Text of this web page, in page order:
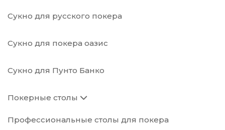
Сукно для русского покера
Сукно для покера оазис
Сукно для Пунто Банко
Покерные столы
Профессиональные столы для покера